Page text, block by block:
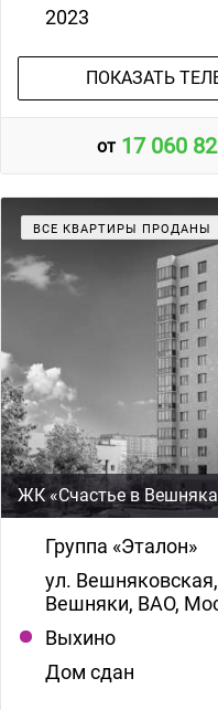
2023
ПОКАЗАТЬ
от 17 060
ВСЕ КВАРТИРЫ ПРОДАНЫ
ЖК «Счастье в
Группа «Эталон»
ул. Вешняковская,
Вешняки, ВАО,
Выхино
Дом сдан